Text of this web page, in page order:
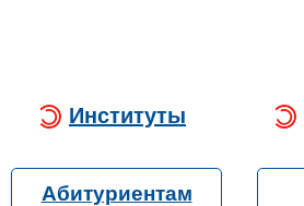
Институты
Абитуриентам